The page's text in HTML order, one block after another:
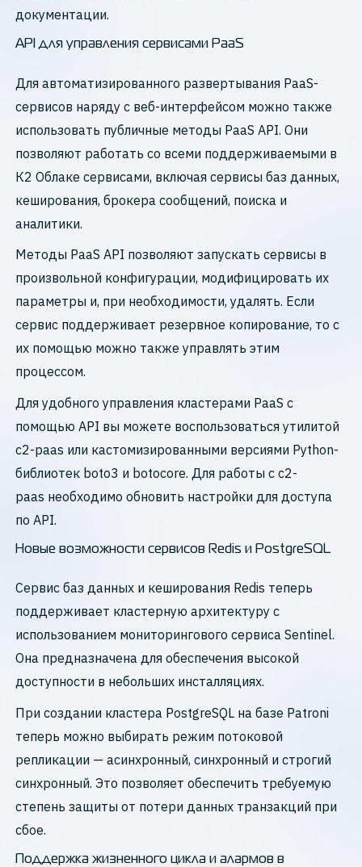
документации.
API для управления сервисами PaaS
Для автоматизированного развертывания PaaS-
сервисов наряду с веб-интерфейсом можно также
использовать публичные методы PaaS API. Они
позволяют работать со всеми поддерживаемыми в
К2 Облаке сервисами, включая сервисы баз данных,
кеширования, брокера сообщений, поиска и
аналитики.
Методы PaaS API позволяют запускать сервисы в
произвольной конфигурации, модифицировать их
параметры и, при необходимости, удалять. Если
сервис поддерживает резервное копирование, то с
их помощью можно также управлять этим
процессом.
Для удобного управления кластерами PaaS с
помощью API вы можете воспользоваться утилитой
c2-paas или кастомизированными версиями Python-
библиотек boto3 и botocore. Для работы с с2-
paas необходимо обновить настройки для доступа
по API.
Новые возможности сервисов Redis и PostgreSQL
Сервис баз данных и кеширования Redis теперь
поддерживает кластерную архитектуру с
использованием мониторингового сервиса Sentinel.
Она предназначена для обеспечения высокой
доступности в небольших инсталляциях.
При создании кластера PostgreSQL на базе Patroni
теперь можно выбирать режим потоковой
репликации — асинхронный, синхронный и строгий
синхронный. Это позволяет обеспечить требуемую
степень защиты от потери данных транзакций при
сбое.
Поддержка жизненного цикла и алармов в